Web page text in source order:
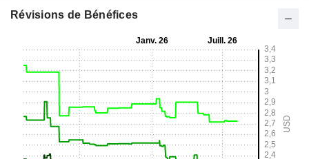
Révisions de Bénéfices